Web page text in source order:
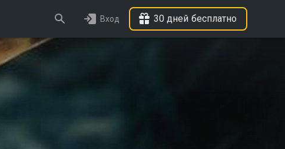
Вход 30 дней бесплатно